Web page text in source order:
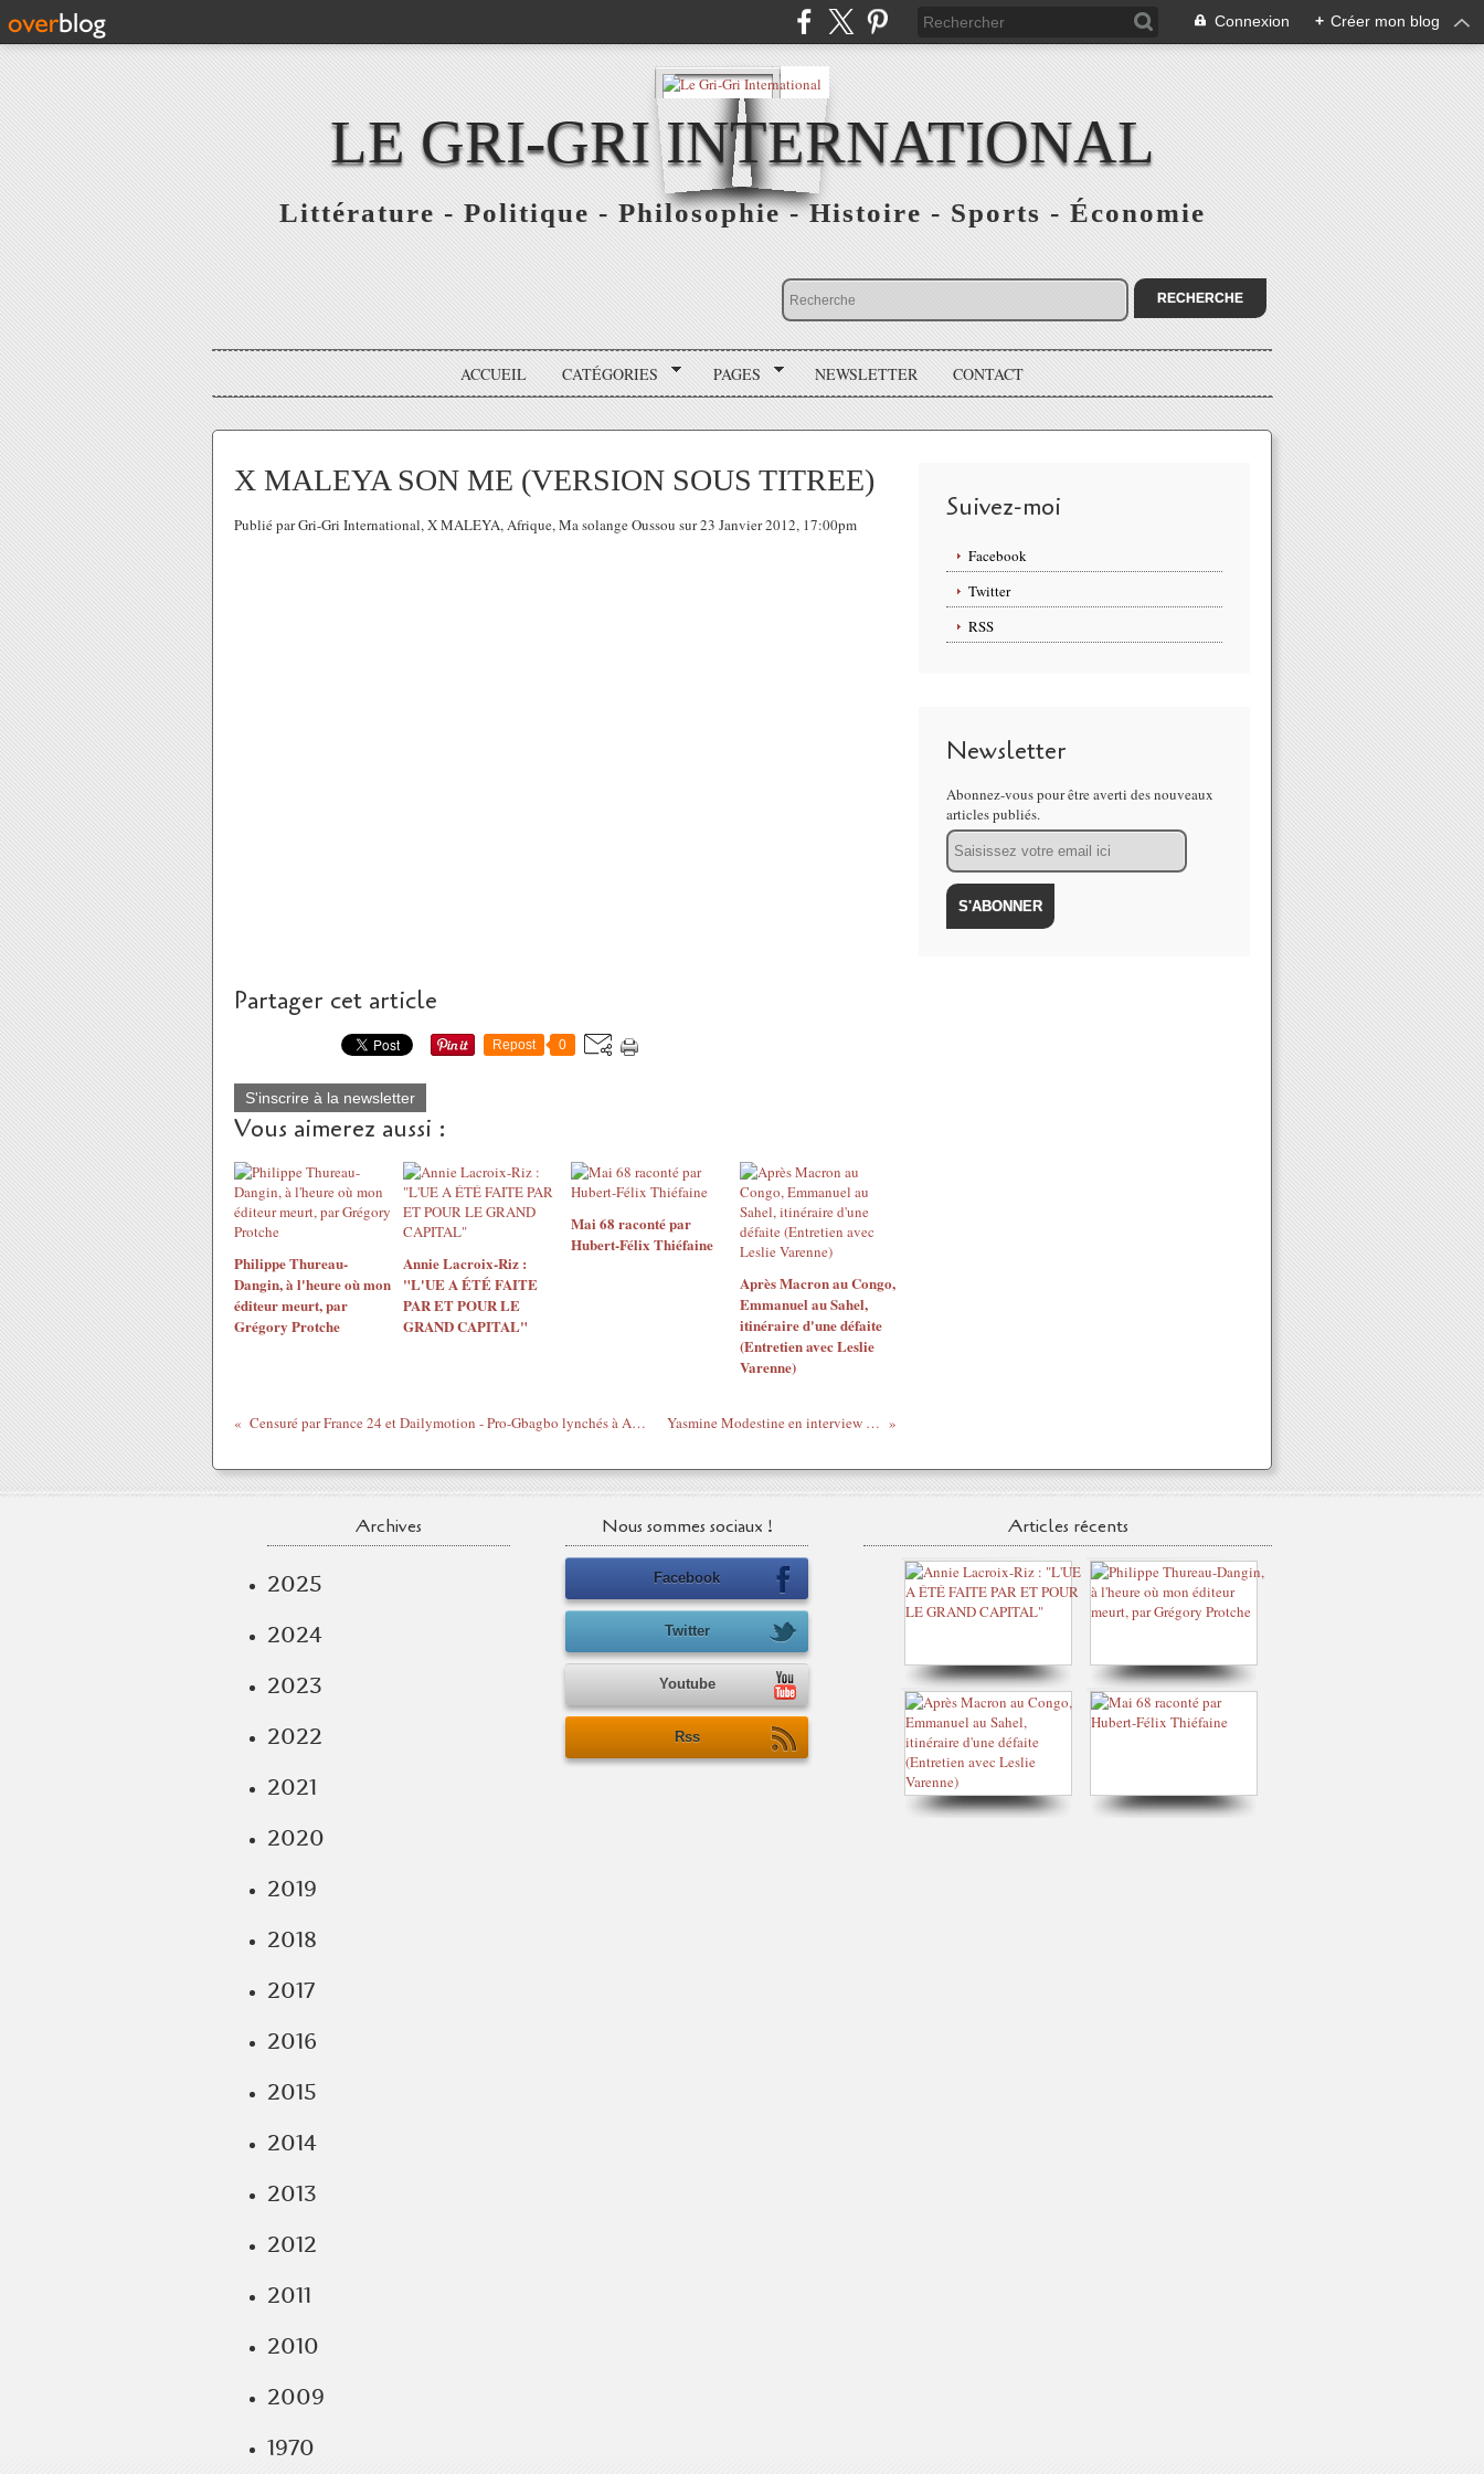
Connexion + Créer mon blog
LE GRI-GRI INTERNATIONAL
Littérature - Politique - Philosophie - Histoire - Sports - Économie
ACCUEIL CATÉGORIES PAGES NEWSLETTER CONTACT
X MALEYA SON ME (VERSION SOUS TITREE)
Publié par Gri-Gri International, X MALEYA, Afrique, Ma solange Oussou sur 23 Janvier 2012, 17:00pm
Partager cet article
Repost 0
S'inscrire à la newsletter
Vous aimerez aussi :
Philippe Thureau-
Dangin, à l'heure où mon
éditeur meurt, par
Grégory Protche
Annie Lacroix-Riz :
"L'UE A ÉTÉ FAITE
PAR ET POUR LE
GRAND CAPITAL"
Mai 68 raconté par
Hubert-Félix Thiéfaine
Après Macron au Congo,
Emmanuel au Sahel,
itinéraire d'une défaite
(Entretien avec Leslie
Varenne)
Censuré par France 24 et Dailymotion - Pro-Gbagbo lynchés à Abobo en mars 2011 Yasmine Modestine en interview sur ACI TV
Suivez-moi
Facebook
Twitter
RSS
Newsletter
Abonnez-vous pour être averti des nouveaux
articles publiés.
Email
Archives
2025
2024
2023
2022
2021
2020
2019
2018
2017
2016
2015
2014
2013
2012
2011
2010
2009
1970
Nous sommes sociaux !
Facebook
Twitter
Youtube
Rss
Articles récents